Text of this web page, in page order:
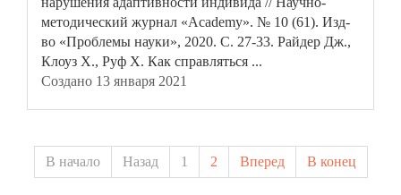
методический журнал «Academy». № 10 (61). Изд-
во «Проблемы науки», 2020. С. 27-33. Райдер Дж.,
Клоуз Х., Руф Х. Как справляться ...
Создано 13 января 2021
В начало Назад 1 2 Вперед В конец